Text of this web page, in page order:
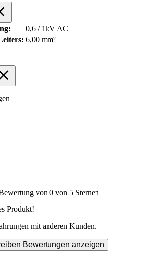
0,6 / 1kV AC
6,00 mm²
von 0 von 5 Sternen
Produkt!
mit anderen Kunden.
Bewertungen anzeigen